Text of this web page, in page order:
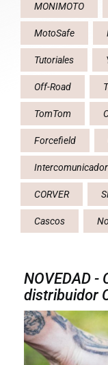
MONIMOTO
MotoSafe
Tutoriales
Off-Road
TomTom
Forcefield
CORVER
Cascos
NOVEDAD -
distribuidor